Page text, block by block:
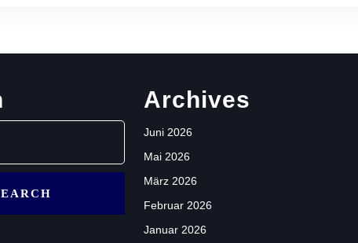
Archives
Juni 2026
Mai 2026
März 2026
Februar 2026
Januar 2026